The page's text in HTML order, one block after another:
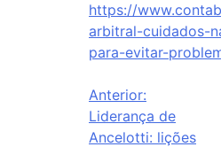
https://
arbitral-cuidados-
para-evitar-
Anterior:
Liderança de
Ancelotti: lições